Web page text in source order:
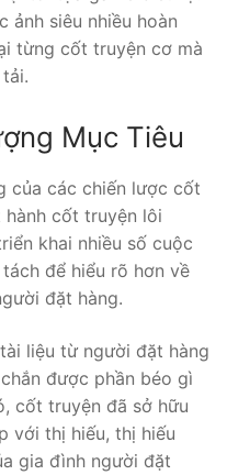
siêu nhiều hoàn
từng cốt truyện cơ mà
Mục Tiêu
của các chiến lược cốt
cốt truyện lôi
khai nhiều số cuộc
để hiểu rõ hơn về
đặt hàng.
liệu từ người đặt hàng
được phần béo gì
cốt truyện đã sở hữu
với thị hiếu, thị hiếu
gia đình người đặt